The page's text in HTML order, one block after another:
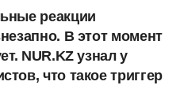
реакции
В этот момент
NUR.KZ узнал у
что такое триггер